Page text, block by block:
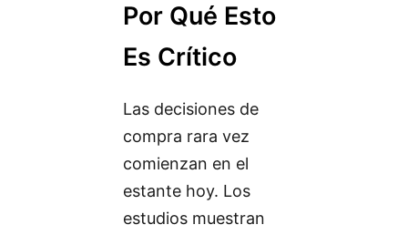
Por Qué Esto
Es Crítico
Las decisiones de
compra rara vez
comienzan en el
estante hoy. Los
estudios muestran